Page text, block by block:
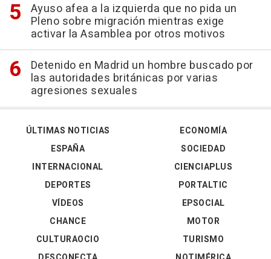
Ayuso afea a la izquierda que no pida un
Pleno sobre migración mientras exige
activar la Asamblea por otros motivos
Detenido en Madrid un hombre buscado por
las autoridades británicas por varias
agresiones sexuales
ÚLTIMAS NOTICIAS
ESPAÑA
INTERNACIONAL
DEPORTES
VÍDEOS
ECONOMÍA
SOCIEDAD
CIENCIAPLUS
PORTALTIC
EPSOCIAL
CHANCE
CULTURAOCIO
MOTOR
TURISMO